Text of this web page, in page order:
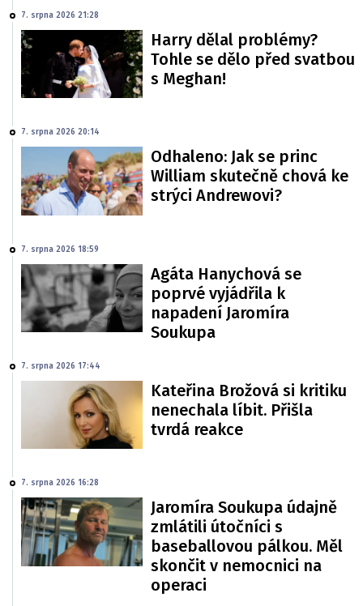
7. srpna 2026 21:28
Harry dělal problémy?
Tohle se dělo před svatbou
s Meghan!
7. srpna 2026 20:14
Odhaleno: Jak se princ
William skutečně chová ke
strýci Andrewovi?
7. srpna 2026 18:59
Agáta Hanychová se
poprvé vyjádřila k
napadení Jaromíra
Soukupa
7. srpna 2026 17:44
Kateřina Brožová si kritiku
nenechala líbit. Přišla
tvrdá reakce
7. srpna 2026 16:28
Jaromíra Soukupa údajně
zmlátili útočníci s
baseballovou pálkou. Měl
skončit v nemocnici na
operaci